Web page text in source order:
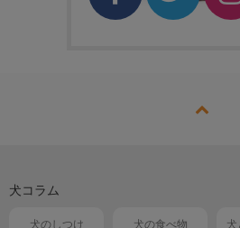
犬コラム
犬のしつけ 犬の食べ物